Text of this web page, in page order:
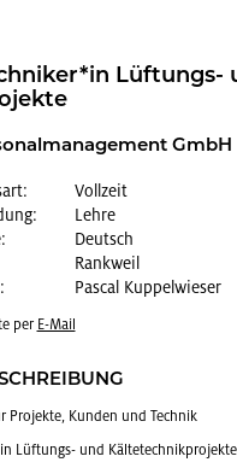
Lüf­tungs-
GmbH
Vollzeit
Lehre
Deutsch
Rankweil
Pascal Kuppelwieser
per E-Mail
Pro­jek­te, Kun­den und Tech­nik
Lüf­tungs- und Käl­te­tech­nik­pro­jek­te